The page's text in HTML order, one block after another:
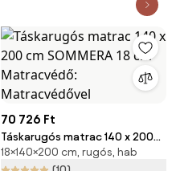
70 726 Ft
Táskarugós matrac 140 x 200
cm SOMMERA 18 cm
18×140×200 cm, rugós, hab